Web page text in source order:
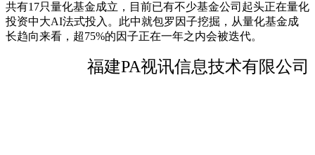
共有17只量化基金成立，目前已有不少基金公司起头正在量化
投资中大AI法式投入。此中就包罗因子挖掘，从量化基金成
长趋向来看，超75%的因子正在一年之内会被迭代。
福建PA视讯信息技术有限公司